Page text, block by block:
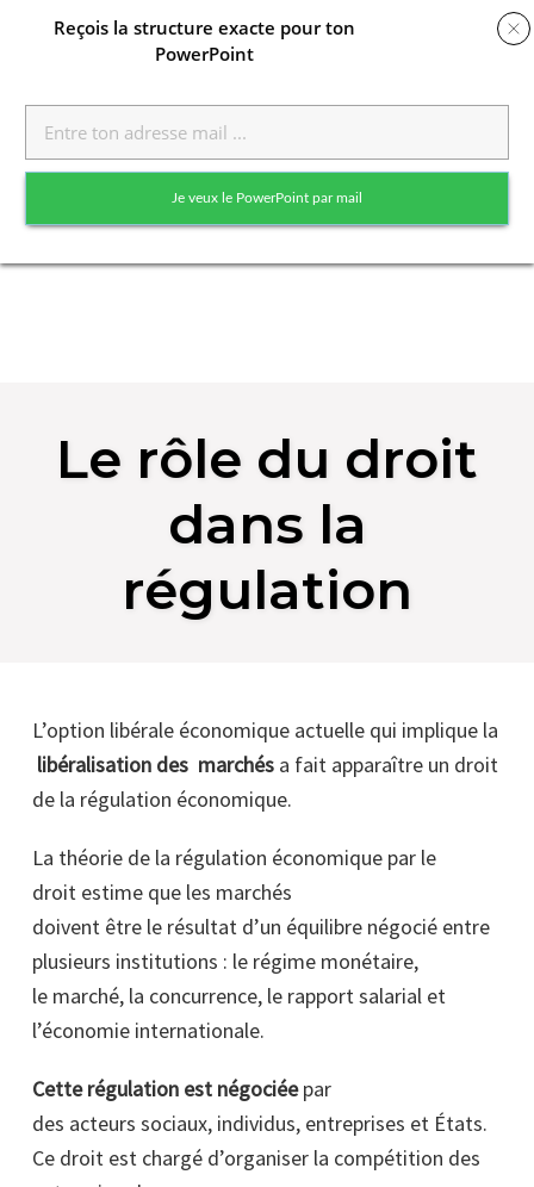
contentLe rôle du droit
dans la
régulation
L’option libérale économique actuelle qui implique la
libéralisation des marchés a fait apparaître un droit
de la régulation économique.
La théorie de la régulation économique par le
droit estime que les marchés
doivent être le résultat d’un équilibre négocié entre
plusieurs institutions : le régime monétaire,
le marché, la concurrence, le rapport salarial et
l’économie internationale.
Cette régulation est négociéepar
des acteurs sociaux, individus, entreprises et États.
Ce droit est chargé d’organiser la compétition des
Reçois la structure exacte pour ton
PowerPoint
Je veux le PowerPoint par mail